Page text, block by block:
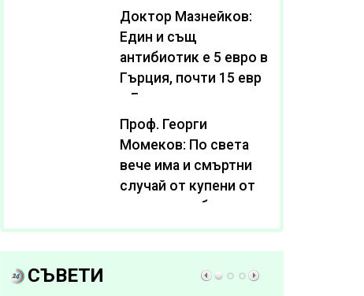
нива от 3,2
Доктор Мазнейков:
Един и същ
антибиотик e 5 евро в
Гърция, почти 15 евро
в България
Проф. Георги
Момеков: По света
вече има и смъртни
случай от купени от
интернет субстанции
за отслабване
СЪВЕТИ